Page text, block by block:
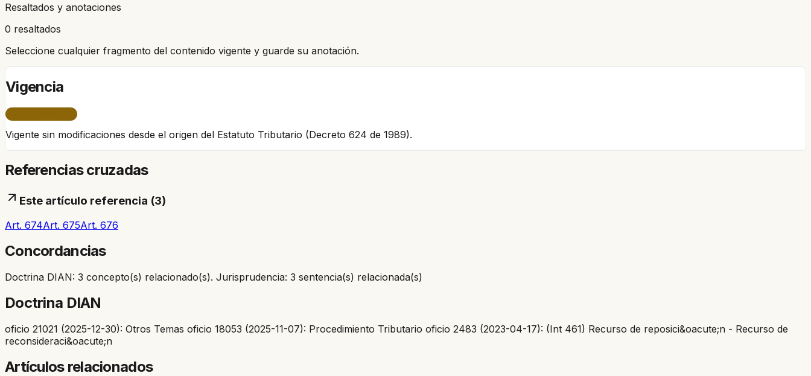
Resaltados y anotaciones
0 resaltados
Seleccione cualquier fragmento del contenido vigente y guarde su anotación.
Vigencia
Vigente sin modificaciones desde el origen del Estatuto Tributario (Decreto 624 de 1989).
Referencias cruzadas
Este artículo referencia (3)
Art. 674Art. 675Art. 676
Concordancias
Doctrina DIAN: 3 concepto(s) relacionado(s). Jurisprudencia: 3 sentencia(s) relacionada(s)
Doctrina DIAN
oficio 21021 (2025-12-30): Otros Temas oficio 18053 (2025-11-07): Procedimiento Tributario oficio 2483 (2023-04-17): (Int 461) Recurso de reposici&oacute;n - Recurso de
reconsideraci&oacute;n
Artículos relacionados